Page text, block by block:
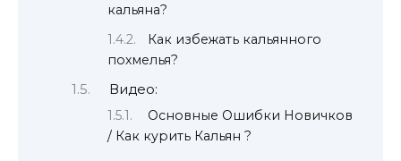
кальяна?
Как избежать кальянного
похмелья?
Видео:
Основные Ошибки Новичков
/ Как курить Кальян ?